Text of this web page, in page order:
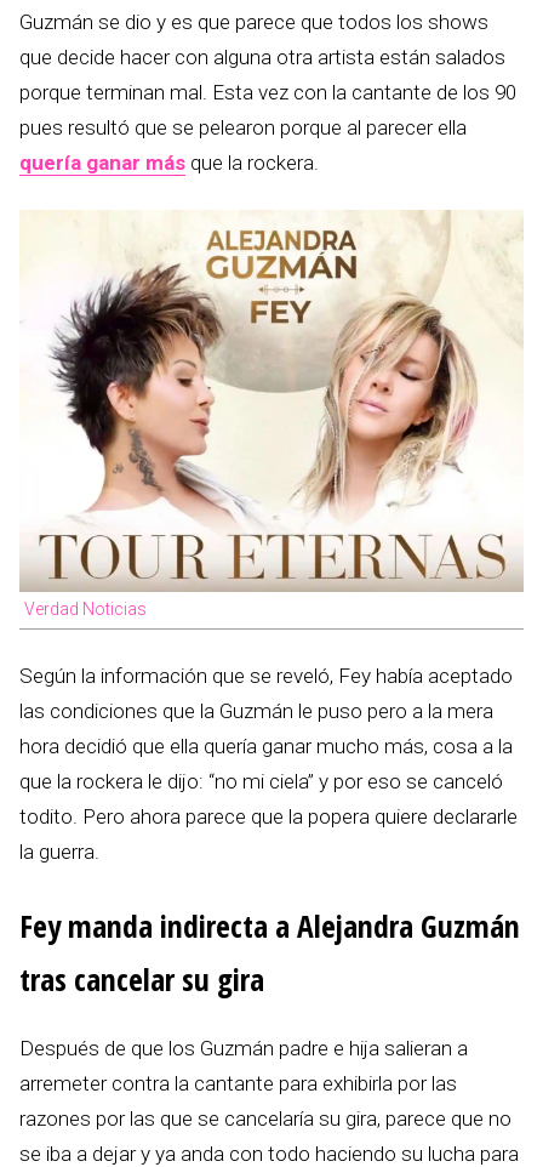
Guzmán se dio y es que parece que todos los shows
que decide hacer con alguna otra artista están salados
porque terminan mal. Esta vez con la cantante de los 90
pues resultó que se pelearon porque al parecer ella
quería ganar más que la rockera.
Verdad Noticias
Según la información que se reveló, Fey había aceptado
las condiciones que la Guzmán le puso pero a la mera
hora decidió que ella quería ganar mucho más, cosa a la
que la rockera le dijo: “no mi ciela” y por eso se canceló
todito. Pero ahora parece que la popera quiere declararle
la guerra.
Fey manda indirecta a Alejandra Guzmán
tras cancelar su gira
Después de que los Guzmán padre e hija salieran a
arremeter contra la cantante para exhibirla por las
razones por las que se cancelaría su gira, parece que no
se iba a dejar y ya anda con todo haciendo su lucha para